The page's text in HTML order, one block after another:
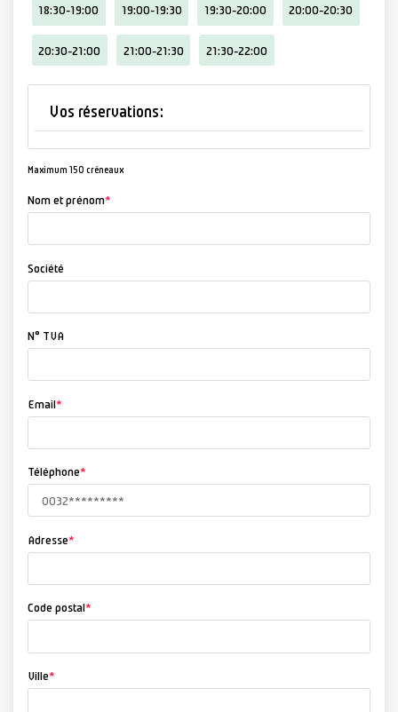
18:30-19:00 19:00-19:30 19:30-20:00 20:00-20:30
20:30-21:00 21:00-21:30 21:30-22:00
Maximum 150 créneaux
Nom et prénom*
Société
N° TVA
Email*
Téléphone*
Adresse*
Code postal*
Ville*